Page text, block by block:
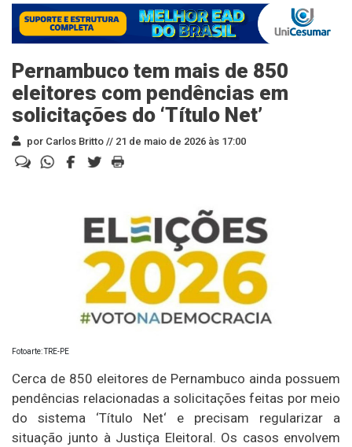
Pernambuco tem mais de 850
eleitores com pendências em
solicitações do ‘Título Net’
por Carlos Britto // 21 de maio de 2026 às 17:00
Fotoarte: TRE-PE
Cerca de 850 eleitores de Pernambuco ainda possuem
pendências relacionadas a solicitações feitas por meio
do sistema ‘Título Net‘ e precisam regularizar a
situação junto à Justiça Eleitoral. Os casos envolvem